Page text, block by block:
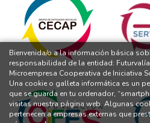
Bienvenida/o a la información básica
responsabilidad de la entidad:
Microempresa Cooperativa de Iniciativa
Una cookie o galleta informática es un
que se guarda en tu ordenador,
visitas nuestra página web. Algunas
pertenecen a empresas externas que